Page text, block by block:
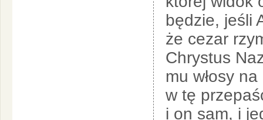
będzie, jeśli
że cezar
Chrystus
mu włosy
w tę
i on sam, i